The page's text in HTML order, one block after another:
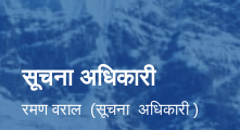
सूचना अधिकारी
रमण वराल (सूचना अधिकारी )